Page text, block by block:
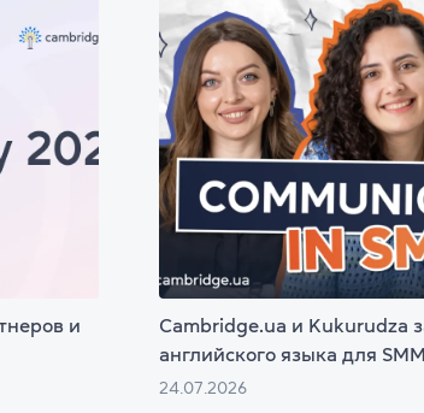
и
Cambridge.ua и Kukurudza
английского языка для
24.07.2026